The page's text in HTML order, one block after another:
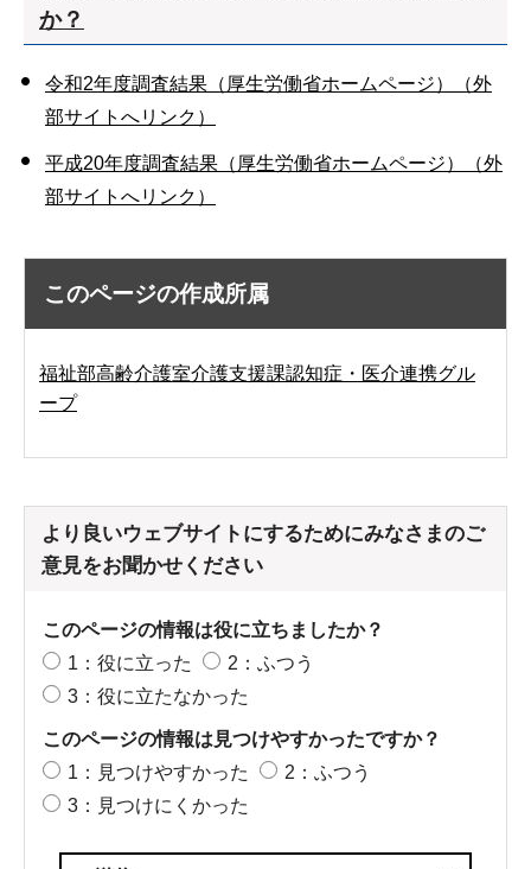
か？
令和2年度調査結果（厚生労働省ホームページ）（外
部サイトへリンク）
平成20年度調査結果（厚生労働省ホームページ）（外
部サイトへリンク）
このページの作成所属
福祉部高齢介護室介護支援課認知症・医介連携グル
ープ
より良いウェブサイトにするためにみなさまのご
意見をお聞かせください
このページの情報は役に立ちましたか？
1：役に立った
2：ふつう
3：役に立たなかった
このページの情報は見つけやすかったですか？
1：見つけやすかった
2：ふつう
3：見つけにくかった